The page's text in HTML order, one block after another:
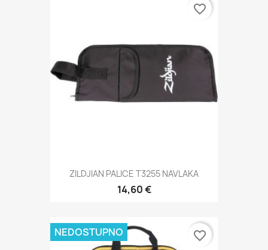
ZILDJIAN PALICE T3255 NAVLAKA
14,60 €
favorite_border
NEDOSTUPNO favorite_border